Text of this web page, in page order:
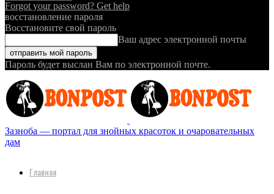
Forgot your password? Get help
восстановление пароля
Восстановите свой пароль
Ваш адрес электронной почты
Пароль будет выслан Вам по электронной почте.
Зазноба — портал для знойных красоток и очаровательных
дам
Главная